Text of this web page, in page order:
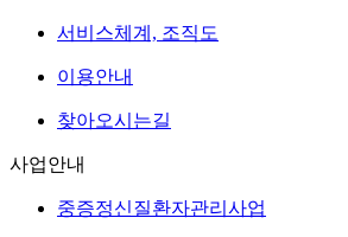
서비스체계, 조직도
이용안내
찾아오시는길
사업안내
중증정신질환자관리사업